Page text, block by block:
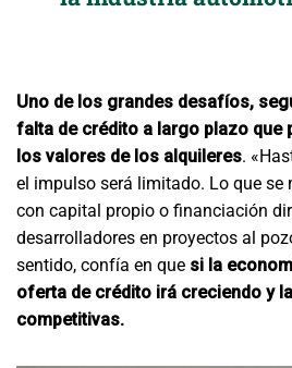
Uno de los grandes desafíos,
falta de crédito a largo plazo que
los valores de los alquileres.
el impulso será limitado. Lo que
con capital propio o financiación
desarrolladores en proyectos al
sentido, confía en que si la
oferta de crédito irá creciendo y
competitivas.